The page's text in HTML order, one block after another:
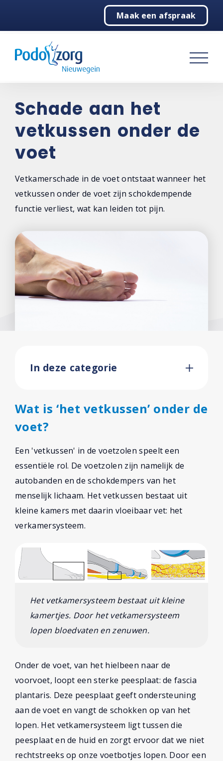
Maak een afspraak
Podotherapie
Klachtenwijzer
Praktijk
Contact
Schade aan het
vetkussen onder de
voet
Vetkamerschade in de voet ontstaat wanneer het
vetkussen onder de voet zijn schokdempende
functie verliest, wat kan leiden tot pijn.
In deze categorie
Wat is ‘het vetkussen’ onder de
voet?
Een 'vetkussen' in de voetzolen speelt een
essentiële rol. De voetzolen zijn namelijk de
autobanden en de schokdempers van het
menselijk lichaam. Het vetkussen bestaat uit
kleine kamers met daarin vloeibaar vet: het
verkamersysteem.
Het vetkamersysteem bestaat uit kleine
kamertjes. Door het vetkamersysteem
lopen bloedvaten en zenuwen.
Onder de voet, van het hielbeen naar de
voorvoet, loopt een sterke peesplaat: de fascia
plantaris. Deze peesplaat geeft ondersteuning
aan de voet en vangt de schokken op van het
lopen. Het vetkamersysteem ligt tussen die
peesplaat en de huid en zorgt ervoor dat we niet
rechtstreeks op onze voetbotjes lopen. Door een